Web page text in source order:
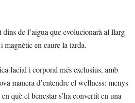
de l’aigua que evolucionarà al llarg
magnètic en caure la tarda.
facial i corporal més exclusius, amb
manera d’entendre el wellness: menys
què el benestar s’ha convertit en una